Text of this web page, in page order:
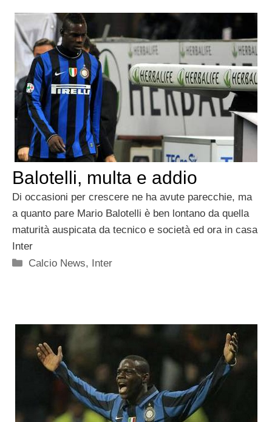
Balotelli, multa e addio
Di occasioni per crescere ne ha avute parecchie, ma
a quanto pare Mario Balotelli è ben lontano da quella
maturità auspicata da tecnico e società ed ora in casa
Inter
Categorie
Calcio News, Inter